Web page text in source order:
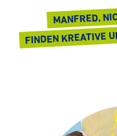
MANFRED,
FINDEN KREATIVE